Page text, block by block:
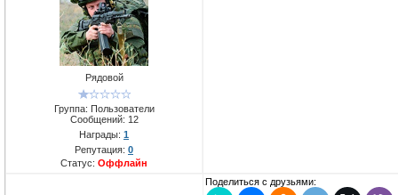
Рядовой
Группа: Пользователи
Сообщений: 12
Награды: 1
Репутация: 0
Статус: Оффлайн
Поделиться с друзьями: